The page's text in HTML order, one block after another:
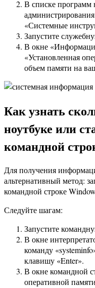
В списке программ
«Системные
Запустите
В окне
«Установленная
объем памяти на
Как узнать
ноутбуке или
командной
Для получения
альтернативный метод:
командной строке
Следуйте шагам:
Запустите
В окне
команду
клавишу «Enter».
В окне командной
оперативной